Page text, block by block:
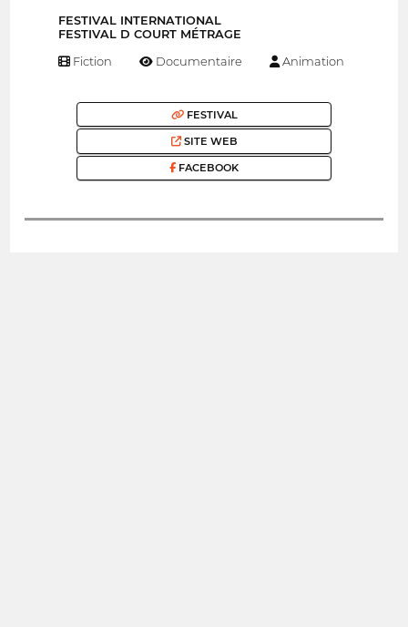
FESTIVAL INTERNATIONAL
FESTIVAL D COURT MÉTRAGE
Fiction Documentaire Animation
FESTIVAL
SITE WEB
FACEBOOK